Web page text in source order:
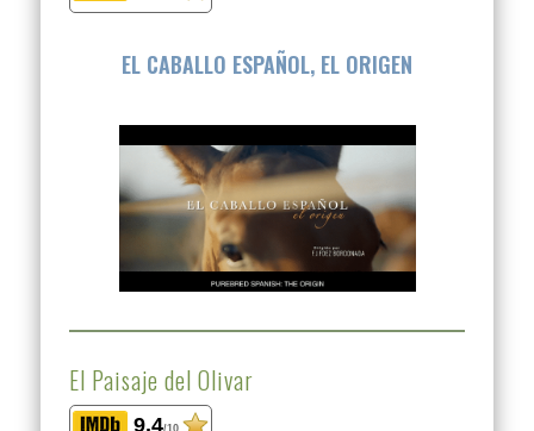
EL CABALLO ESPAÑOL, EL ORIGEN
El Paisaje del Olivar
9.4/10